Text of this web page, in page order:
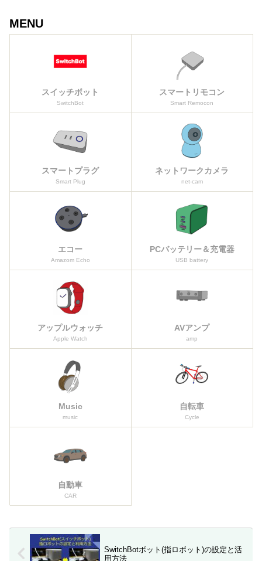
MENU
スイッチボット
SwitchBot
スマートリモコン
Smart Remocon
スマートプラグ
Smart Plug
ネットワークカメラ
net-cam
エコー
Amazom Echo
PCバッテリー＆充電器
USB battery
アップルウォッチ
Apple Watch
AVアンプ
amp
Music
music
自転車
Cycle
自動車
CAR
SwitchBotボット(指ロボット)の設定と活
用方法